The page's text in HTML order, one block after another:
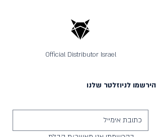
Official Distributor Israel
הירשמו לניוזלטר שלנו